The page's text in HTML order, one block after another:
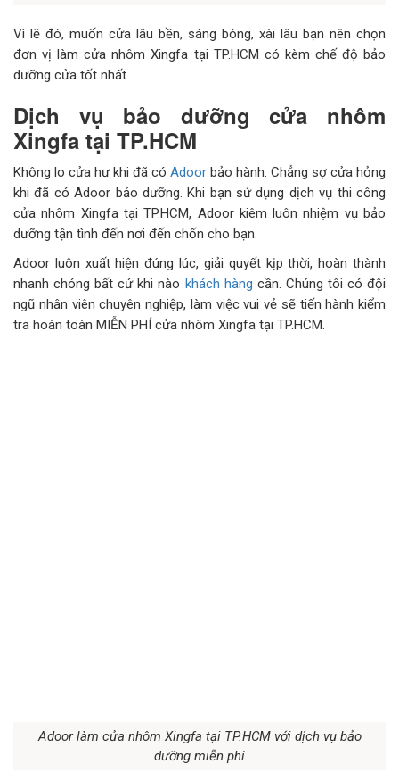
Vì lẽ đó, muốn cửa lâu bền, sáng bóng, xài lâu bạn nên chọn
đơn vị làm cửa nhôm Xingfa tại TP.HCM có kèm chế độ bảo
dưỡng cửa tốt nhất.
Dịch vụ bảo dưỡng cửa nhôm
Xingfa tại TP.HCM
Không lo cửa hư khi đã có Adoor bảo hành. Chẳng sợ cửa hỏng
khi đã có Adoor bảo dưỡng. Khi bạn sử dụng dịch vụ thi công
cửa nhôm Xingfa tại TP.HCM, Adoor kiêm luôn nhiệm vụ bảo
dưỡng tận tình đến nơi đến chốn cho bạn.
Adoor luôn xuất hiện đúng lúc, giải quyết kịp thời, hoàn thành
nhanh chóng bất cứ khi nào khách hàng cần. Chúng tôi có đội
ngũ nhân viên chuyên nghiệp, làm việc vui vẻ sẽ tiến hành kiểm
tra hoàn toàn MIỄN PHÍ cửa nhôm Xingfa tại TP.HCM.
Adoor làm cửa nhôm Xingfa tại TP.HCM với dịch vụ bảo
dưỡng miễn phí